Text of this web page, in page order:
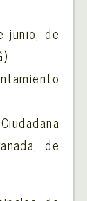
junio, de
de